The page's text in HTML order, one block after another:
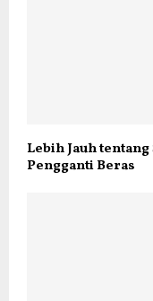
Lebih Jauh
Pengganti Beras